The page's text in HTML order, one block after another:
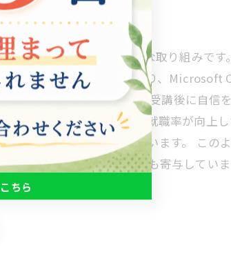
術や知識を提供する重要な取り組みです
コンの基本操作から始まり、Microsoft
ラム参加者の90%以上が受講後に自信
キルを習得することで、就職率が向上し
定感の向上にも寄与しています。 この
における多様性の推進にも寄与してい
ちら
ちら